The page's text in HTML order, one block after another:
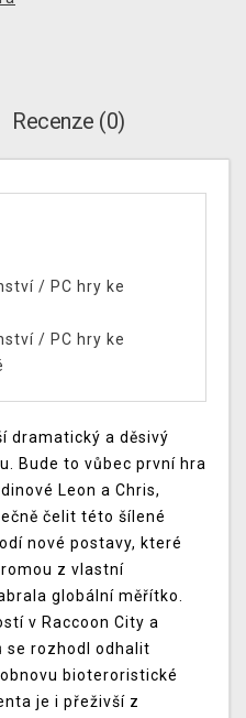
Recenze (0)
/ PC hry ke
/ PC hry ke
dramatický a děsivý
Bude to vůbec první hra
Leon a Chris,
čelit této šílené
nové postavy, které
z vlastní
globální měřítko.
v Raccoon City a
se rozhodl odhalit
bioteroristické
je i přeživší z